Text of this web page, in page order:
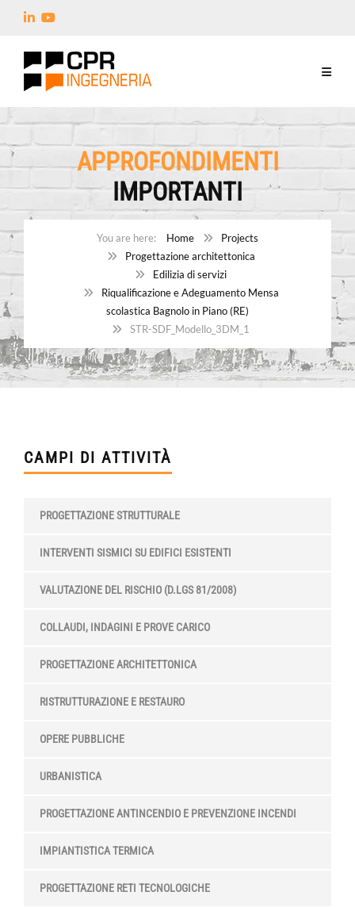
APPROFONDIMENTI
IMPORTANTI
Home
Projects
Progettazione architettonica
Edilizia di servizi
Riqualificazione e Adeguamento Mensa
scolastica Bagnolo in Piano (RE)
STR-SDF_Modello_3DM_1
CAMPI DI ATTIVITÀ
PROGETTAZIONE STRUTTURALE
INTERVENTI SISMICI SU EDIFICI ESISTENTI
VALUTAZIONE DEL RISCHIO (D.LGS 81/2008)
COLLAUDI, INDAGINI E PROVE CARICO
PROGETTAZIONE ARCHITETTONICA
RISTRUTTURAZIONE E RESTAURO
OPERE PUBBLICHE
URBANISTICA
PROGETTAZIONE ANTINCENDIO E PREVENZIONE INCENDI
IMPIANTISTICA TERMICA
PROGETTAZIONE RETI TECNOLOGICHE